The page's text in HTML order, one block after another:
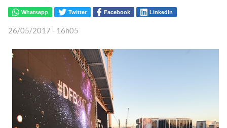
Whatsapp Twitter Facebook LinkedIn
26/05/2017 - 16h05